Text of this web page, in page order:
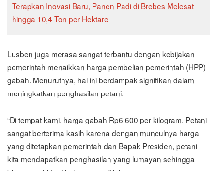
Terapkan Inovasi Baru, Panen Padi di Brebes Melesat
hingga 10,4 Ton per Hektare
Lusben juga merasa sangat terbantu dengan kebijakan
pemerintah menaikkan harga pembelian pemerintah (HPP)
gabah. Menurutnya, hal ini berdampak signifikan dalam
meningkatkan penghasilan petani.
“Di tempat kami, harga gabah Rp6.600 per kilogram. Petani
sangat berterima kasih karena dengan munculnya harga
yang ditetapkan pemerintah dan Bapak Presiden, petani
kita mendapatkan penghasilan yang lumayan sehingga